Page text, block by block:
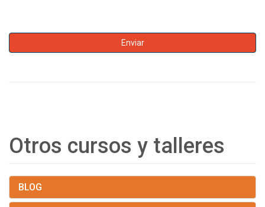
Otros cursos y talleres
BLOG